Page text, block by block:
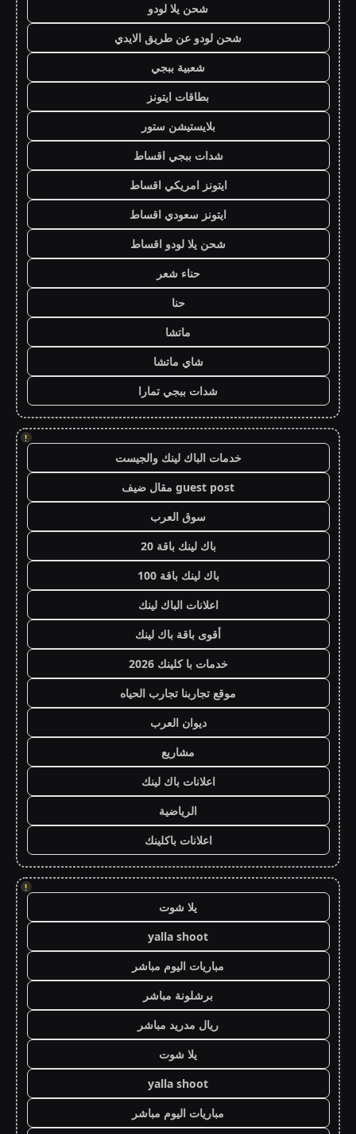
شحن يلا لودو
شحن لودو عن طريق الايدي
شعبية ببجي
بطاقات ايتونز
بلايستيشن ستور
شدات ببجي اقساط
ايتونز امريكي اقساط
ايتونز سعودي اقساط
شحن يلا لودو اقساط
حناء شعر
حنا
ماتشا
شاي ماتشا
شدات ببجي تمارا
!
خدمات الباك لينك والجيست
guest post مقال ضيف
سوق العرب
باك لينك باقة 20
باك لينك باقة 100
اعلانات الباك لينك
أقوى باقة باك لينك
خدمات با كلينك 2026
موقع تجاربنا تجارب الحياه
ديوان العرب
مشاريع
اعلانات باك لينك
الرياضية
اعلانات باكلينك
!
يلا شوت
yalla shoot
مباريات اليوم مباشر
برشلونة مباشر
ريال مدريد مباشر
يلا شوت
yalla shoot
مباريات اليوم مباشر